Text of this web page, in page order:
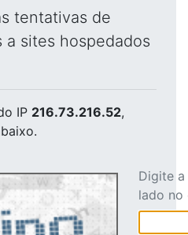
tentativas de
a sites hospedados
IP 216.73.216.52,
Digite
lado no